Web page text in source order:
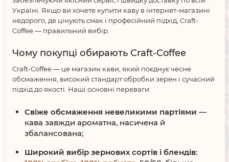
Україні. Якщо ви хочете купити каву в інтернет-магазині
недорого, де цінують смак і професійний підхід, Craft-
Coffee — правильний вибір.
Чому покупці обирають Craft-Coffee
Craft-Coffee — це магазин кави, який поєднує чесне
обсмаження, високий стандарт обробки зерен і сучасний
підхід до якості. Наші основні переваги:
Свіже обсмаження невеликими партіями —
кава завжди ароматна, насичена й
збалансована;
Широкий вибір зернових сортів і блендів: